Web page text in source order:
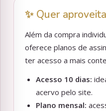
✨ Quer
Além da compra
oferece planos de
ter acesso a mais
Acesso 10 dias:
acervo pelo site.
Plano mensal: